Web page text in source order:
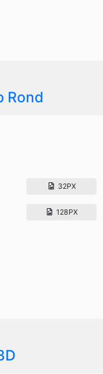
Rond
32PX
128PX